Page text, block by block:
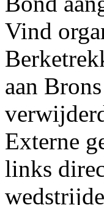
Vind
aan
Externe
links